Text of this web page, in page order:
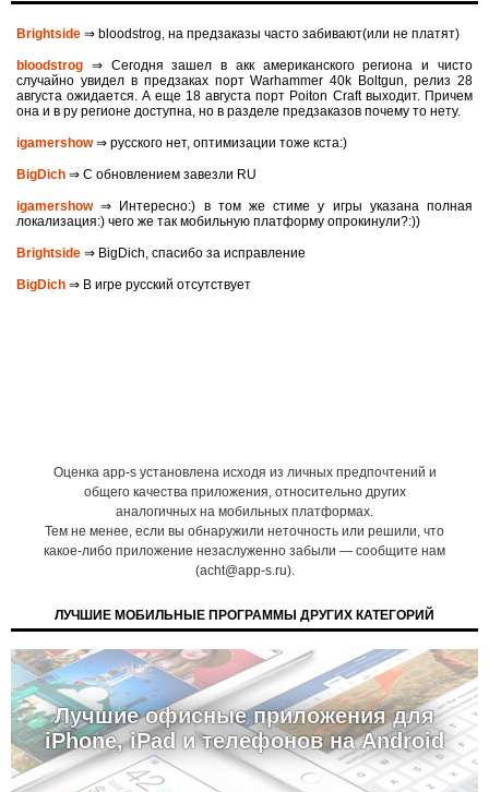
Brightside ⇒ bloodstrog, на предзаказы часто забивают(или не платят)
bloodstrog ⇒ Сегодня зашел в акк американского региона и чисто
случайно увидел в предзаках порт Warhammer 40k Boltgun, релиз 28
августа ожидается. A eще 18 августа порт Poiton Сraft выходит. Причем
она и в ру регионе доступна, но в разделе предзаказов почему то нету.
igamershow⇒ русского нет, оптимизации тоже кста:)
BigDich ⇒ С обновлением завезли RU
igamershow⇒ Интересно:) в том же стиме у игры указана полная
локализация:) чего же так мобильную платформу опрокинули?:))
Brightside ⇒ BigDich, спасибо за исправление
BigDich ⇒ В игре русский отсутствует
Оценка app-s установлена исходя из личных предпочтений и
общего качества приложения, относительно других
аналогичных на мобильных платформах.
Тем не менее, если вы обнаружили неточность или решили, что
какое-либо приложение незаслуженно забыли — сообщите нам
(acht@app-s.ru).
ЛУЧШИЕ МОБИЛЬНЫЕ ПРОГРАММЫ ДРУГИХ КАТЕГОРИЙ
Лучшие офисные приложения для
iPhone, iPad и телефонов на Android